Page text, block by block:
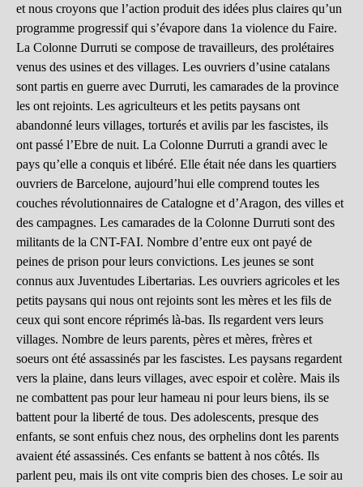
et nous croyons que l’action produit des idées plus claires qu’un
programme progressif qui s’évapore dans 1a violence du Faire.
La Colonne Durruti se compose de travailleurs, des prolétaires
venus des usines et des villages. Les ouvriers d’usine catalans
sont partis en guerre avec Durruti, les camarades de la province
les ont rejoints. Les agriculteurs et les petits paysans ont
abandonné leurs villages, torturés et avilis par les fascistes, ils
ont passé l’Ebre de nuit. La Colonne Durruti a grandi avec le
pays qu’elle a conquis et libéré. Elle était née dans les quartiers
ouvriers de Barcelone, aujourd’hui elle comprend toutes les
couches révolutionnaires de Catalogne et d’Aragon, des villes et
des campagnes. Les camarades de la Colonne Durruti sont des
militants de la CNT-FAI. Nombre d’entre eux ont payé de
peines de prison pour leurs convictions. Les jeunes se sont
connus aux Juventudes Libertarias. Les ouvriers agricoles et les
petits paysans qui nous ont rejoints sont les mères et les fils de
ceux qui sont encore réprimés là-bas. Ils regardent vers leurs
villages. Nombre de leurs parents, pères et mères, frères et
soeurs ont été assassinés par les fascistes. Les paysans regardent
vers la plaine, dans leurs villages, avec espoir et colère. Mais ils
ne combattent pas pour leur hameau ni pour leurs biens, ils se
battent pour la liberté de tous. Des adolescents, presque des
enfants, se sont enfuis chez nous, des orphelins dont les parents
avaient été assassinés. Ces enfants se battent à nos côtés. Ils
parlent peu, mais ils ont vite compris bien des choses. Le soir au